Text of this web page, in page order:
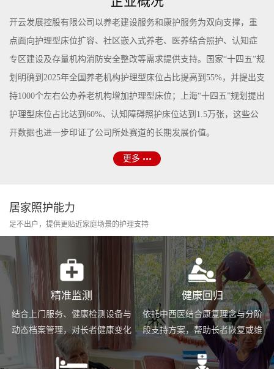
开云发展控股有限公司以养老建设服务和康护服务为双向支撑，重
点面向护理型床位扩容、社区嵌入式养老、医养结合照护、认知症
专区建设及存量机构消防安全整改等需求提供支持。国家“十四五”规
划明确到2025年全国养老机构护理型床位占比提高到55%，并提出支
持1000个左右公办养老机构增加护理型床位；上海“十四五”规划提出
护理型床位占比达到60%、认知障碍照护床位达到1.5万张，这些公
开数据也进一步印证了公司所处赛道的长期发展价值。
更多
居家照护能力
足不出户，提供更贴近家庭场景的护理支持
精准监测
结合上门服务、健康检测设备与
动态档案管理，对长者健康变化
进行持续跟踪与基础预警。
健康回归
依托中西医结合康复理念与分阶
段支持方案，帮助长者恢复或维
持身体功能，提升生活便利度。